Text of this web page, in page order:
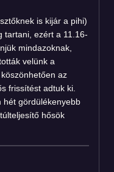
is kijár a pihi)
tartani, ezért a 11.16-
mindazoknak,
velünk a
az
frissítést adtuk ki.
hét gördülékenyebb
hősök